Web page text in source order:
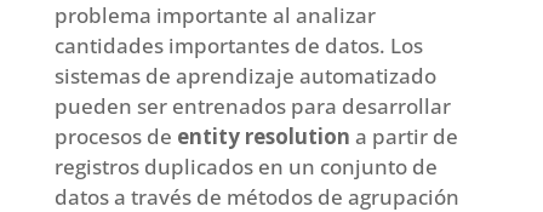
problema importante al analizar
cantidades importantes de datos. Los
sistemas de aprendizaje automatizado
pueden ser entrenados para desarrollar
procesos de entity resolution a partir de
registros duplicados en un conjunto de
datos a través de métodos de agrupación